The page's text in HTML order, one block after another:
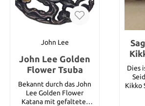
John Lee
John Lee Golden
Flower Tsuba
Bekannt durch das John
Lee Golden Flower
Katana mit gefalteter
180
Dies
Kikko